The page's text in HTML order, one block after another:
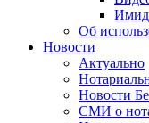
Об
Новости
Актуально
Новости
СМИ о